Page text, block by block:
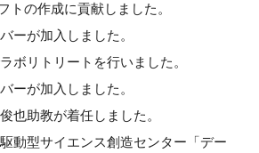
トの作成に貢献しました。
ーが加入しました。
ボリトリートを行いました。
ーが加入しました。
也助教が着任しました。
動型サイエンス創造センター「デー